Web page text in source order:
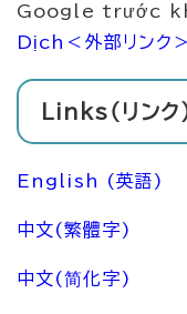
Google trước
Dịch ＜外部リンク＞
Links（リンク
English (英語)
中文(繁體字)
中文(简化字)